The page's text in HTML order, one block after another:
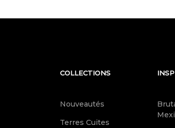
COLLECTIONS
Nouveautés
Terres Cuites